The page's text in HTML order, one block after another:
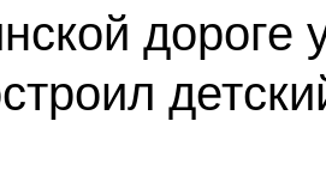
дороге